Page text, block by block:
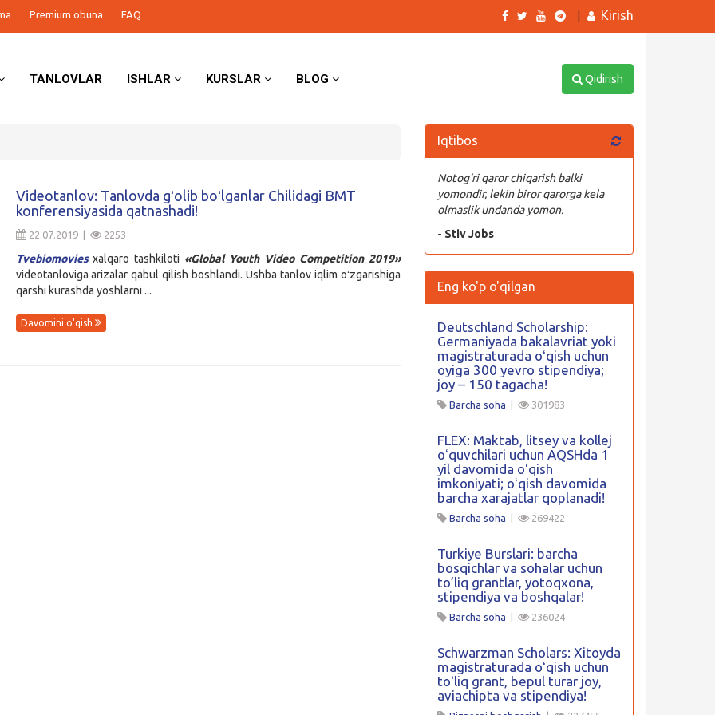
Premium obuna FAQ Kirish
TANLOVLAR ISHLAR KURSLAR BLOG Qidirish
Videotanlov: Tanlovda gʻolib boʻlganlar Chilidagi BMT
konferensiyasida qatnashadi!
22.07.2019 | 2253
Tvebiomovies xalqaro tashkiloti «Global Youth Video Competition 2019»
videotanloviga arizalar qabul qilish boshlandi. Ushba tanlov iqlim oʻzgarishiga
qarshi kurashda yoshlarni ...
Davomini o'qish
Iqtibos
Notog’ri qaror chiqarish balki
yomondir, lekin biror qarorga kela
olmaslik undanda yomon.
- Stiv Jobs
Eng ko'p o'qilgan
Deutschland Scholarship:
Germaniyada bakalavriat yoki
magistraturada oʻqish uchun
oyiga 300 yevro stipendiya;
joy – 150 tagacha!
Barcha soha 301983
FLEX: Maktab, litsey va kollej
oʻquvchilari uchun AQSHda 1
yil davomida oʻqish
imkoniyati; oʻqish davomida
barcha xarajatlar qoplanadi!
Barcha soha 269422
Turkiye Burslari: barcha
bosqichlar va sohalar uchun
to’liq grantlar, yotoqxona,
stipendiya va boshqalar!
Barcha soha 236024
Schwarzman Scholars: Xitoyda
magistraturada oʻqish uchun
toʻliq grant, bepul turar joy,
aviachipta va stipendiya!